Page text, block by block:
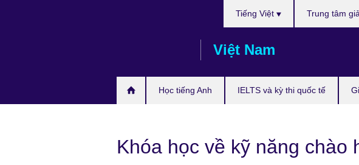
Việt Nam
Học tiếng Anh IELTS và kỳ thi quốc tế
Tiếng Việt Trung tâm
Khóa học về kỹ năng chào